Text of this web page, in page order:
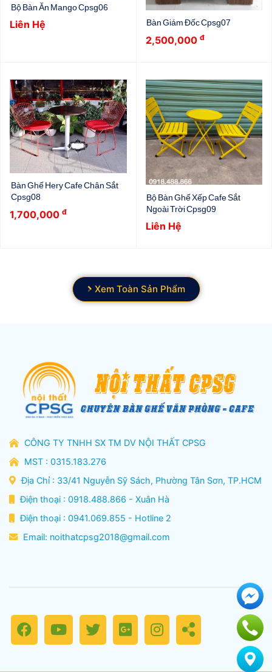
Bộ Bàn Ăn Mango Cpsg06
Liên Hệ Bàn Giám Đốc Cpsg07
2,500,000 đ
Bàn Ghế Hery Cafe Chân Sắt
Cpsg08
1,700,000 đ
Bộ Bàn Ghế Xếp Cafe Sắt
Ngoài Trời Cpsg09
Liên Hệ
Xem Toàn Sản Phẩm
CÔNG TY TNHH SX TM DV NỘI THẤT CPSG
MST : 0315.183.276
Địa Chỉ : 33/41 Nguyễn Sỹ Sách, Phường Tân Sơn, TP.HCM
Điện thoại : 0918.488.866 - Xuân Hà
Điện thoại : 0941.069.855 - Hotline 2
Email: noithatcpsg2018@gmail.com